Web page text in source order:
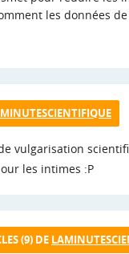
les données
vulgarisation
les intimes :P
(9) DE